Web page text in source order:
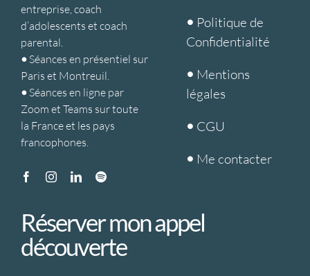
entreprise, coach
d’adolescents et coach
parental.
•Séances en présentiel sur
Paris et Montreuil.
•Séances en ligne par
Zoom et Teams sur toute
la France et les pays
francophones.
• Politique de
Confidentialité
• Mentions
légales
• CGU
• Me contacter
Réserver mon appel
découverte